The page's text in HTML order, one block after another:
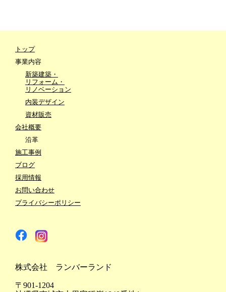
株式会社 ランバーランド
〒901-1204
トップ
事業内容
新築建築・
リフォーム・
リノベーション
内装デザイン
資材販売
会社概要
沿革
施工事例
ブログ
採用情報
お問い合わせ
プライバシーポリシー